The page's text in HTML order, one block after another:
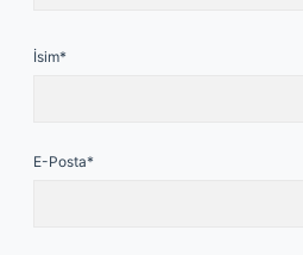
İsim*
E-Posta*